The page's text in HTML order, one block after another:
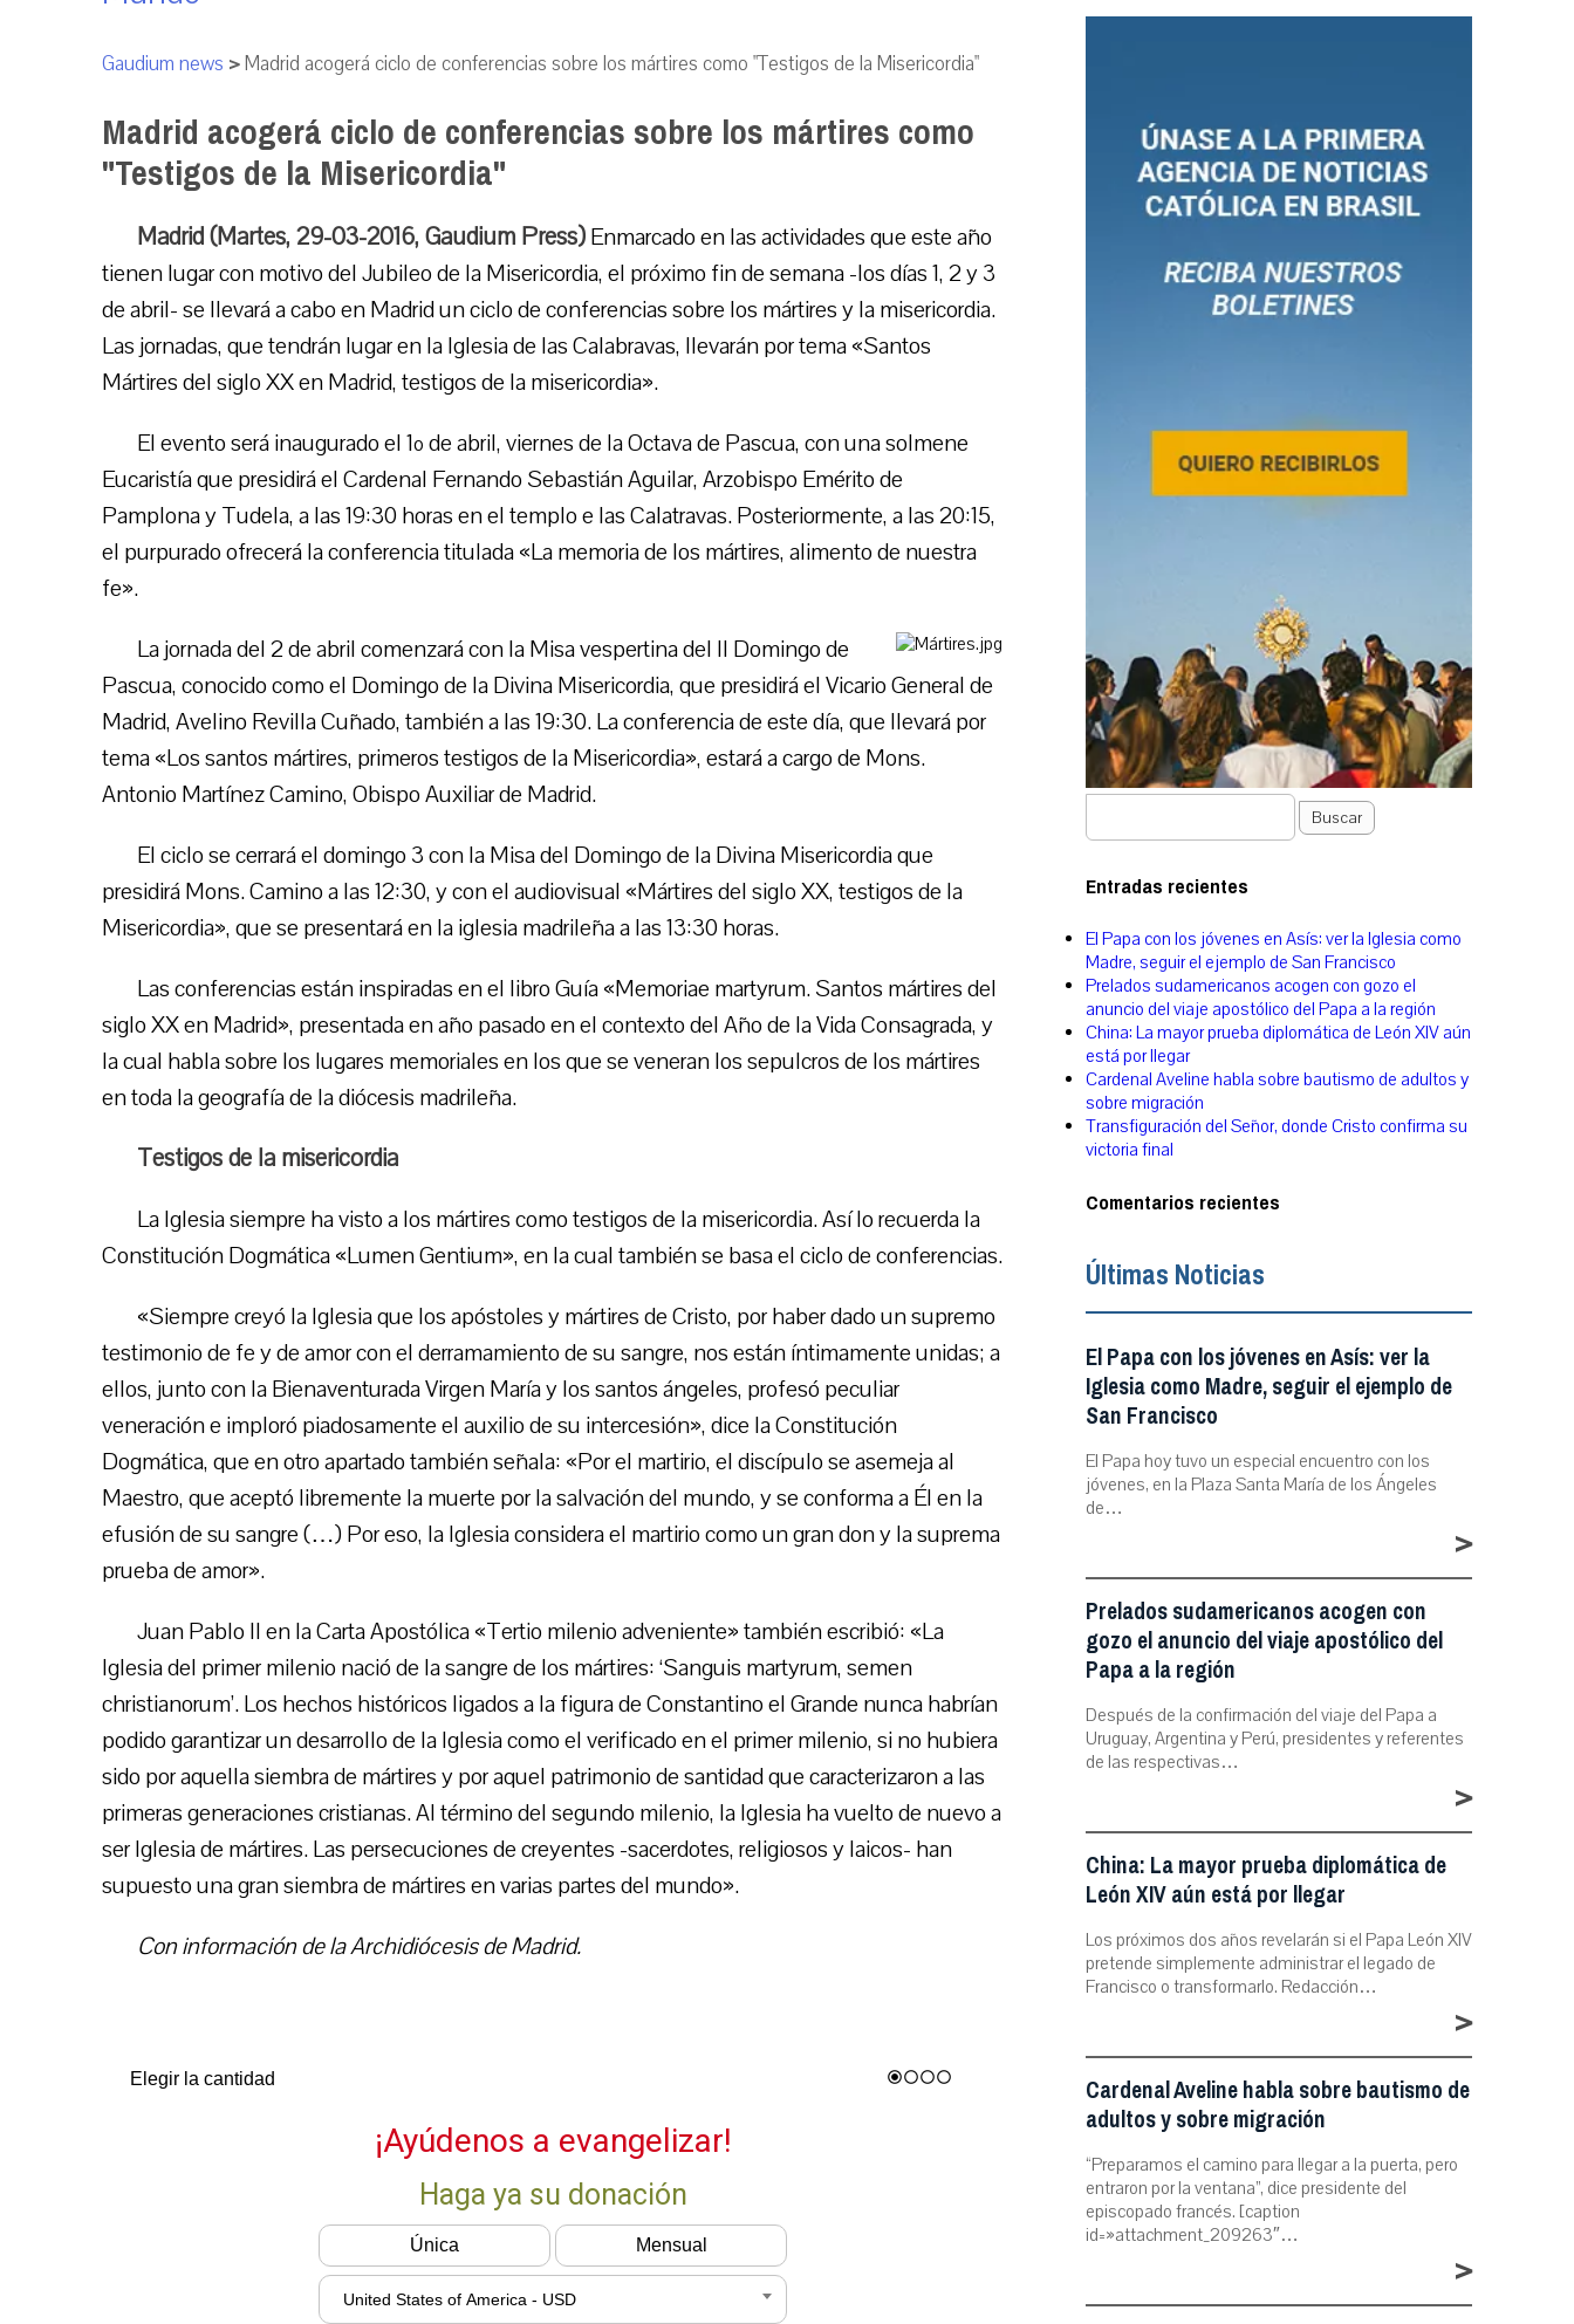
Gaudium news >Madrid acogerá ciclo de conferencias sobre los mártires como "Testigos de la Misericordia"
Madrid acogerá ciclo de conferencias sobre los mártires como
"Testigos de la Misericordia"
Madrid (Martes, 29-03-2016, Gaudium Press)Enmarcado en las actividades que este año
tienen lugar con motivo del Jubileo de la Misericordia, el próximo fin de semana -los días 1, 2 y 3
de abril- se llevará a cabo en Madrid un ciclo de conferencias sobre los mártires y la misericordia.
Las jornadas, que tendrán lugar en la Iglesia de las Calabravas, llevarán por tema «Santos
Mártires del siglo XX en Madrid, testigos de la misericordia».
El evento será inaugurado el 1º de abril, viernes de la Octava de Pascua, con una solmene
Eucaristía que presidirá el Cardenal Fernando Sebastián Aguilar, Arzobispo Emérito de
Pamplona y Tudela, a las 19:30 horas en el templo e las Calatravas. Posteriormente, a las 20:15,
el purpurado ofrecerá la conferencia titulada «La memoria de los mártires, alimento de nuestra
fe».
La jornada del 2 de abril comenzará con la Misa vespertina del II Domingo de
Pascua, conocido como el Domingo de la Divina Misericordia, que presidirá el Vicario General de
Madrid, Avelino Revilla Cuñado, también a las 19:30. La conferencia de este día, que llevará por
tema «Los santos mártires, primeros testigos de la Misericordia», estará a cargo de Mons.
Antonio Martínez Camino, Obispo Auxiliar de Madrid.
El ciclo se cerrará el domingo 3 con la Misa del Domingo de la Divina Misericordia que
presidirá Mons. Camino a las 12:30, y con el audiovisual «Mártires del siglo XX, testigos de la
Misericordia», que se presentará en la iglesia madrileña a las 13:30 horas.
Las conferencias están inspiradas en el libro Guía «Memoriae martyrum. Santos mártires del
siglo XX en Madrid», presentada en año pasado en el contexto del Año de la Vida Consagrada, y
la cual habla sobre los lugares memoriales en los que se veneran los sepulcros de los mártires
en toda la geografía de la diócesis madrileña.
Testigos de la misericordia
La Iglesia siempre ha visto a los mártires como testigos de la misericordia. Así lo recuerda la
Constitución Dogmática «Lumen Gentium», en la cual también se basa el ciclo de conferencias.
«Siempre creyó la Iglesia que los apóstoles y mártires de Cristo, por haber dado un supremo
testimonio de fe y de amor con el derramamiento de su sangre, nos están íntimamente unidas; a
ellos, junto con la Bienaventurada Virgen María y los santos ángeles, profesó peculiar
veneración e imploró piadosamente el auxilio de su intercesión», dice la Constitución
Dogmática, que en otro apartado también señala: «Por el martirio, el discípulo se asemeja al
Maestro, que aceptó libremente la muerte por la salvación del mundo, y se conforma a Él en la
efusión de su sangre (…) Por eso, la Iglesia considera el martirio como un gran don y la suprema
prueba de amor».
Juan Pablo II en la Carta Apostólica «Tertio milenio adveniente» también escribió: «La
Iglesia del primer milenio nació de la sangre de los mártires: ‘Sanguis martyrum, semen
christianorum’. Los hechos históricos ligados a la figura de Constantino el Grande nunca habrían
podido garantizar un desarrollo de la Iglesia como el verificado en el primer milenio, si no hubiera
sido por aquella siembra de mártires y por aquel patrimonio de santidad que caracterizaron a las
primeras generaciones cristianas. Al término del segundo milenio, la Iglesia ha vuelto de nuevo a
ser Iglesia de mártires. Las persecuciones de creyentes -sacerdotes, religiosos y laicos- han
supuesto una gran siembra de mártires en varias partes del mundo».
Con información de la Archidiócesis de Madrid.
Buscar
Entradas recientes
El Papa con los jóvenes en Asís: ver la Iglesia como
Madre, seguir el ejemplo de San Francisco
Prelados sudamericanos acogen con gozo el
anuncio del viaje apostólico del Papa a la región
China: La mayor prueba diplomática de León XIV aún
está por llegar
Cardenal Aveline habla sobre bautismo de adultos y
sobre migración
Transfiguración del Señor, donde Cristo confirma su
victoria final
Comentarios recientes
Últimas Noticias
El Papa con los jóvenes en Asís: ver la
Iglesia como Madre, seguir el ejemplo de
San Francisco
El Papa hoy tuvo un especial encuentro con los
jóvenes, en la Plaza Santa María de los Ángeles
de…
>
Prelados sudamericanos acogen con
gozo el anuncio del viaje apostólico del
Papa a la región
Después de la confirmación del viaje del Papa a
Uruguay, Argentina y Perú, presidentes y referentes
de las respectivas…
>
China: La mayor prueba diplomática de
León XIV aún está por llegar
Los próximos dos años revelarán si el Papa León XIV
pretende simplemente administrar el legado de
Francisco o transformarlo. Redacción…
>
Cardenal Aveline habla sobre bautismo de
adultos y sobre migración
“Preparamos el camino para llegar a la puerta, pero
entraron por la ventana”, dice presidente del
episcopado francés. [caption
id=»attachment_209263″…
>